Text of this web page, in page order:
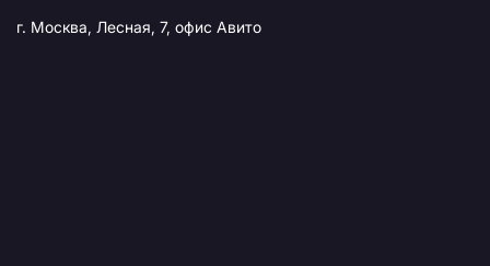
г. Москва, Лесная, 7, офис Авито